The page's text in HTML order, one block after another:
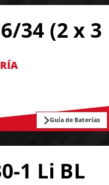
34 (2 x 3
Guía de Baterías
1 Li BL